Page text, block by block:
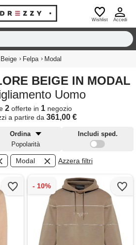
Wishlist Accedi
Beige › Felpa › Modal
BEIGE IN MODAL
Uomo
2 offerte in 1 negozio
a partire da 361,00 €
Ordina
Popolarità
Includi sped.
Modal Azzera filtri